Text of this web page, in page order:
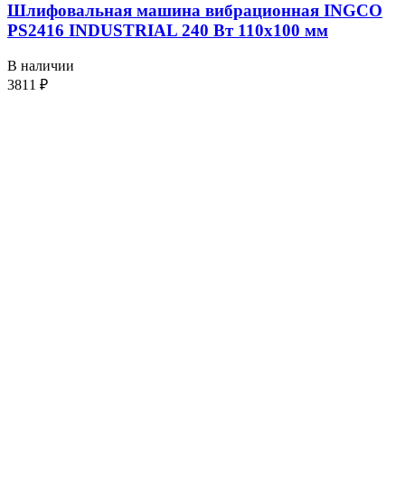
Шлифовальная машина вибрационная INGCO
PS2416 INDUSTRIAL 240 Вт 110х100 мм
В наличии
3811 ₽